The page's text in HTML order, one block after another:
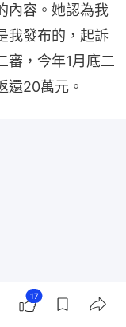
內容。她認為我
我發布的，起訴
審，今年1月底二
還20萬元。
17